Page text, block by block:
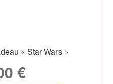
« Star Wars »
€